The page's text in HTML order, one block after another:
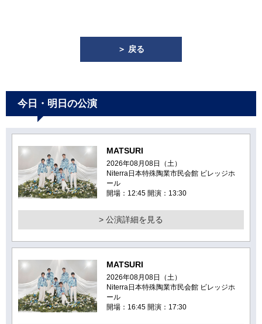
＞ 戻る
今日・明日の公演
MATSURI
2026年08月08日（土）
Niterra日本特殊陶業市民会館 ビレッジホ
ール
開場：12:45 開演：13:30
> 公演詳細を見る
MATSURI
2026年08月08日（土）
Niterra日本特殊陶業市民会館 ビレッジホ
ール
開場：16:45 開演：17:30